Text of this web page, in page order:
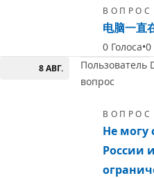
ВОПРОС
电脑一直
0 Голоса 0
8 АВГ.
Пользователь
вопрос
ВОПРОС
Не могу
России